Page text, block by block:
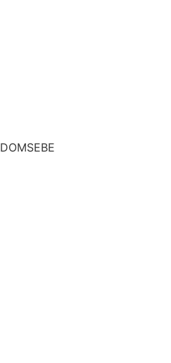
DOMSEBE